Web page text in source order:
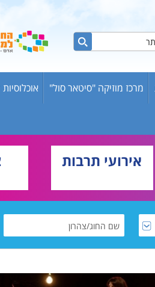
ברשת
מרכז מוזיקה "סיטאר סול"
אירועי תרבות